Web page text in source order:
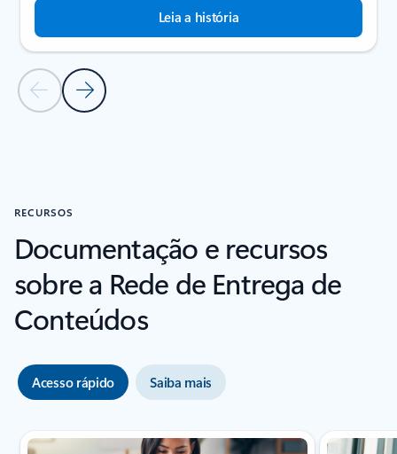
Diapositivo Anterior
Diapositivo Seguinte
Leia a história
RECURSOS
Documentação e recursos
sobre a Rede de Entrega de
Conteúdos
Acesso rápido Saiba mais